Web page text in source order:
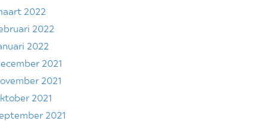
2022
2022
2022
2021
2021
2021
2021